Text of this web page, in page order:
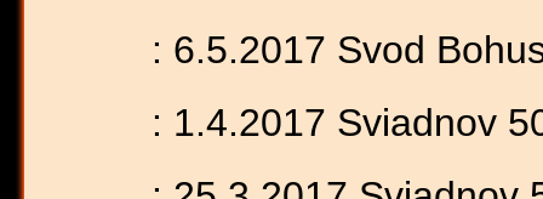
: 6.5.2017 Svod
: 1.4.2017 Sviadnov